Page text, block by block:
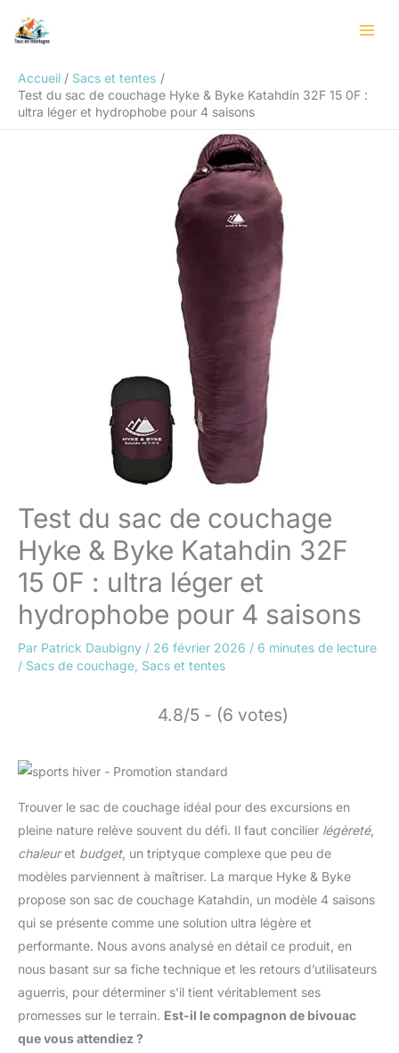
Accueil
Sacs et tentes
Test du sac de couchage Hyke & Byke Katahdin 32F 15 0F :
ultra léger et hydrophobe pour 4 saisons
Test du sac de couchage
Hyke & Byke Katahdin 32F
15 0F : ultra léger et
hydrophobe pour 4 saisons
Par Patrick Daubigny / 26 février 2026 / 6 minutes de lecture
/ Sacs de couchage Sacs et tentes
4.8/5 - (6 votes)
Trouver le sac de couchage idéal pour des excursions en
pleine nature relève souvent du défi. Il faut concilier légèreté,
chaleuret budget, un triptyque complexe que peu de
modèles parviennent à maîtriser. La marque Hyke & Byke
propose son sac de couchage Katahdin, un modèle 4 saisons
qui se présente comme une solution ultra légère et
performante. Nous avons analysé en détail ce produit, en
nous basant sur sa fiche technique et les retours d’utilisateurs
aguerris, pour déterminer s’il tient véritablement ses
promesses sur le terrain. Est-il le compagnon de bivouac
que vous attendiez ?